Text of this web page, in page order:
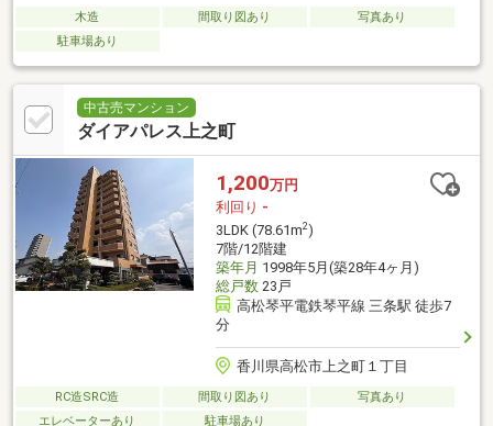
木造 間取り図あり
写真あり
駐車場あり
中古売マンション
ダイアパレス上之町
1,200万円
利回り -
3LDK (78.61m2)
7階/12階建
築年月 1998年5月(築28年4ヶ月)
総戸数23戸
高松琴平電鉄琴平線 三条駅 徒歩7
分
香川県高松市上之町１丁目
RC造SRC造 間取り図あり
写真あり
エレベーターあり
駐車場あり